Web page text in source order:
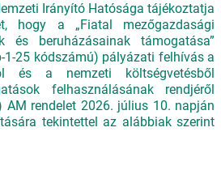
Irányító Hatósága tájékoztatja
hogy a „Fiatal mezőgazdasági
és beruházásainak támogatása”
1-25 kódszámú) pályázati felhívás a
és a nemzeti költségvetésből
felhasználásának rendjéről
rendelet 2026. július 10. napján
tekintettel az alábbiak szerint